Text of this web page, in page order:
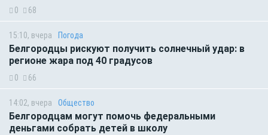
0 68
15:10, вчера Погода
Белгородцы рискуют получить солнечный удар: в
регионе жара под 40 градусов
0 66
14:02, вчера Общество
Белгородцам могут помочь федеральными
деньгами собрать детей в школу